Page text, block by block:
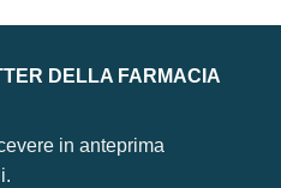
DELLA FARMACIA
in anteprima